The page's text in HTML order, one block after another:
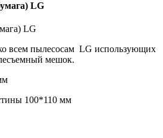
LG
LG
всем пылесосам LG использующих
мешок.
100*110 мм